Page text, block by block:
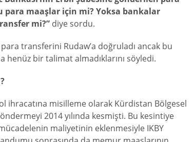
para maaşlar için mi? Yoksa bankalar
mi?” diye sordu.
transferini Rudaw’a doğruladı ancak bu
henüz bir talimat almadıklarını söyledi.
ihracatına misilleme olarak Kürdistan Bölgesel
2014 yılında kesmişti. Bu kesintiye
maliyetinin eklenmesiyle IKBY